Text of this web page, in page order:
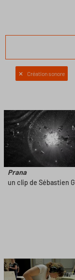
✕ Création sonore
Prana
un clip de Sébastien